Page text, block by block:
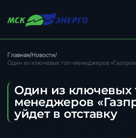
Главная/Новости/
Один из ключевых топ-менеджеров
Один из ключевых
менеджеров
уйдет в отставку